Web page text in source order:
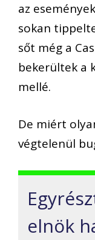
az
sokan
sőt még a
bekerültek a
mellé.
De miért
végtelenül
elnök